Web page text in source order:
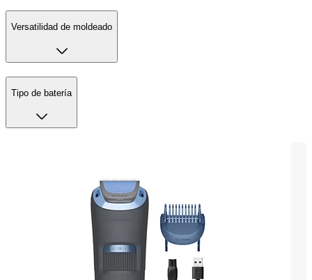
Versatilidad de moldeado
Tipo de batería